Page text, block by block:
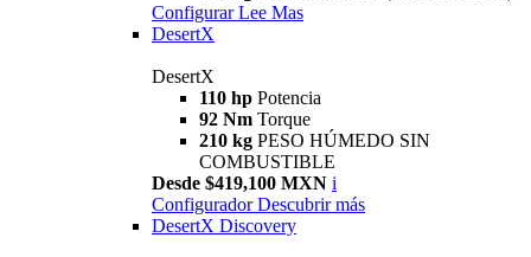
Configurar Lee Mas
DesertX
DesertX
110 hp Potencia
92 Nm Torque
210 kg PESO HÚMEDO SIN
COMBUSTIBLE
Desde $419,100 MXN i
Configurador Descubrir más
DesertX Discovery